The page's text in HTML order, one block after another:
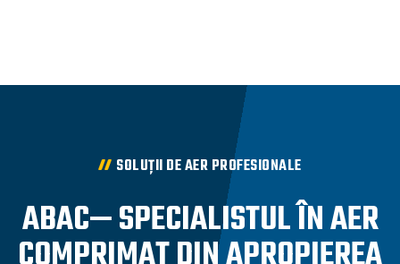
SOLUȚII DE AER PROFESIONALE
ABAC— SPECIALISTUL ÎN AER